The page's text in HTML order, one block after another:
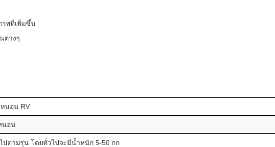
าพที่เพิ่มขึ้น
ต่างๆ
หนอน RV
นอน
ปตามรุ่น โดยทั่วไปจะมีน้ำหนัก 5-50 กก